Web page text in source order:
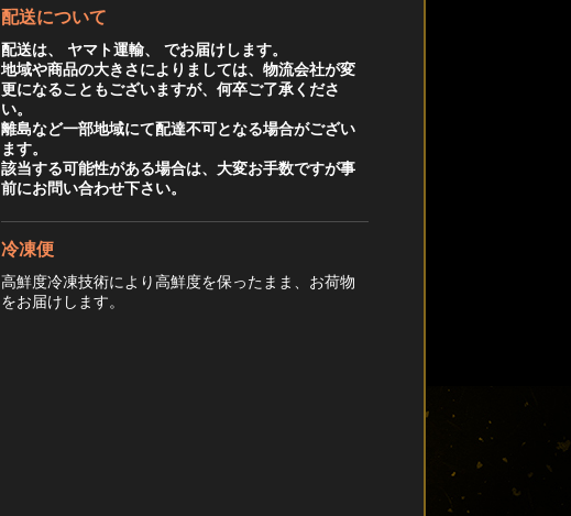
配送について
配送は、 ヤマト運輸、 でお届けします。
地域や商品の大きさによりましては、物流会社が変
更になることもございますが、何卒ご了承くださ
い。
離島など一部地域にて配達不可となる場合がござい
ます。
該当する可能性がある場合は、大変お手数ですが事
前にお問い合わせ下さい。
冷凍便
高鮮度冷凍技術により高鮮度を保ったまま、お荷物
をお届けします。